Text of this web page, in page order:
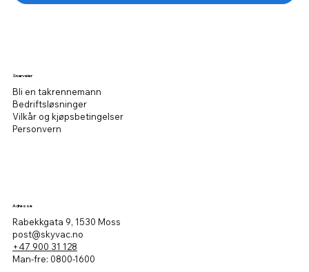
Snarveier
Bli en takrennemann
Bedriftsløsninger
Vilkår og kjøpsbetingelser
Personvern
Adresse
Rabekkgata 9, 1530 Moss
post@skyvac.no
+47 900 31 128
Man-fre: 0800-1600